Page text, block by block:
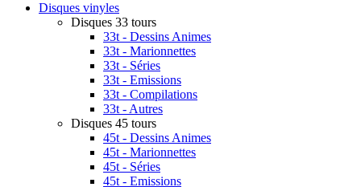
Disques vinyles
Disques 33 tours
33t - Dessins Animes
33t - Marionnettes
33t - Séries
33t - Emissions
33t - Compilations
33t - Autres
Disques 45 tours
45t - Dessins Animes
45t - Marionnettes
45t - Séries
45t - Emissions